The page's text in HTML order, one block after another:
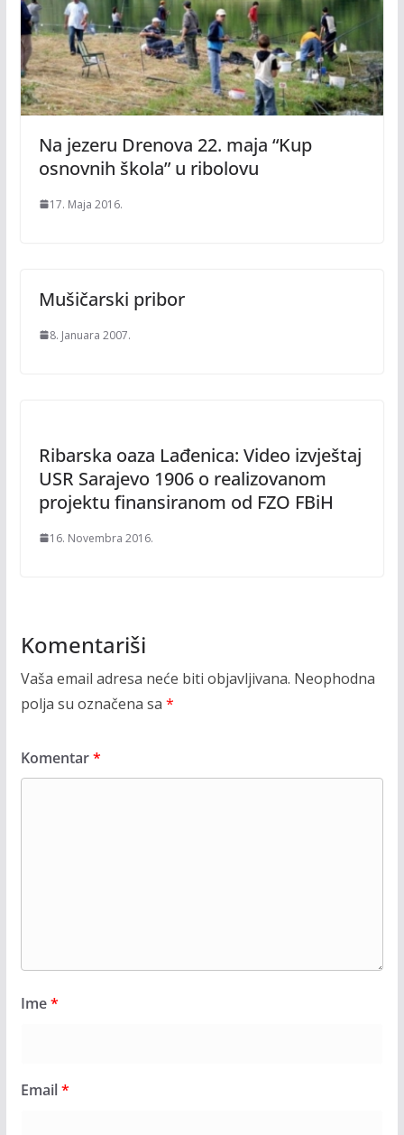
Na jezeru Drenova 22. maja “Kup
osnovnih škola” u ribolovu
17. Maja 2016.
Mušičarski pribor
8. Januara 2007.
Ribarska oaza Lađenica: Video izvještaj
USR Sarajevo 1906 o realizovanom
projektu finansiranom od FZO FBiH
16. Novembra 2016.
Komentariši
Vaša email adresa neće biti objavljivana. Neophodna
polja su označena sa *
Komentar*
Ime*
Email*